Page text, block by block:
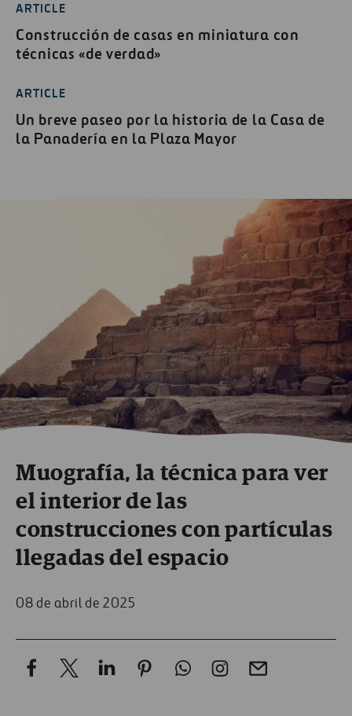
ARTICLE
Construcción de casas en miniatura con
técnicas «de verdad»
ARTICLE
Un breve paseo por la historia de la Casa de
la Panadería en la Plaza Mayor
Muografía, la técnica para ver
el interior de las
construcciones con partículas
llegadas del espacio
08 de abril de 2025